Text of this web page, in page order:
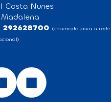
Costa Nunes
292628700 (chamada para a rede